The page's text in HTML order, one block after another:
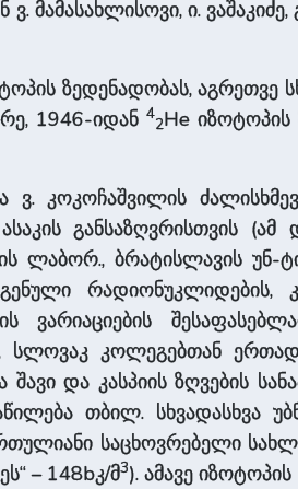
მამასახლისოვი, ი.
ზედენადობას, აგრეთვე
1946-იდან 4
2He იზოტოპის
ვ. კოკოჩაშვილის
განსაზღვრისთვის (ამ
ლაბორ., ბრატისლავის უნ-
რადიონუკლიდების,
ვარიაციების
სლოვაკ კოლეგებთან
შავი და კასპიის ზღვების
თბილ. სხვადასხვა
საცხოვრებელი
– 148bკ/მ3). ამავე